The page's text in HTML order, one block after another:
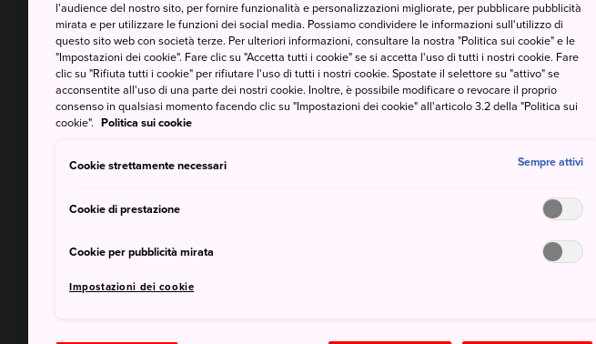
l'audience del nostro sito, per fornire funzionalità e personalizzazioni migliorate, per pubblicare pubblicità
mirata e per utilizzare le funzioni dei social media. Possiamo condividere le informazioni sull'utilizzo di
questo sito web con società terze. Per ulteriori informazioni, consultare la nostra "Politica sui cookie" e le
"Impostazioni dei cookie". Fare clic su "Accetta tutti i cookie" se si accetta l'uso di tutti i nostri cookie. Fare
clic su "Rifiuta tutti i cookie" per rifiutare l'uso di tutti i nostri cookie. Spostate il selettore su "attivo" se
acconsentite all'uso di una parte dei nostri cookie. Inoltre, è possibile modificare o revocare il proprio
consenso in qualsiasi momento facendo clic su "Impostazioni dei cookie" all'articolo 3.2 della "Politica sui
cookie". Politica sui cookie
Cookie strettamente necessari Sempre attivi
Cookie di prestazione
Cookie per pubblicità mirata
Impostazioni dei cookie